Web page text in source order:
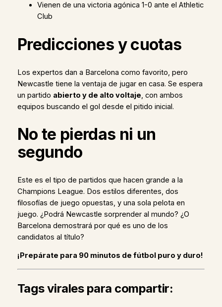
Vienen de una victoria agónica 1-0 ante el Athletic
Club
Predicciones y cuotas
Los expertos dan a Barcelona como favorito, pero
Newcastle tiene la ventaja de jugar en casa. Se espera
un partido abierto y de alto voltaje , con ambos
equipos buscando el gol desde el pitido inicial.
No te pierdas ni un
segundo
Este es el tipo de partidos que hacen grande a la
Champions League. Dos estilos diferentes, dos
filosofías de juego opuestas, y una sola pelota en
juego. ¿Podrá Newcastle sorprender al mundo? ¿O
Barcelona demostrará por qué es uno de los
candidatos al título?
¡Prepárate para 90 minutos de fútbol puro y duro!
Tags virales para compartir: